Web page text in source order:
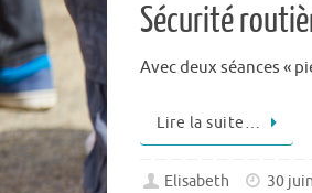
Sécurité
Avec deux séances «
Lire la suite…
Elisabeth 30